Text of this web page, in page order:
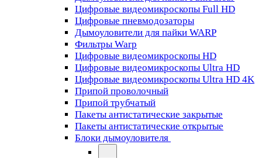
Цифровые видеомикроскопы Full HD
Цифровые пневмодозаторы
Дымоуловители для пайки WARP
Фильтры Warp
Цифровые видеомикроскопы HD
Цифровые видеомикроскопы Ultra HD
Цифровые видеомикроскопы Ultra HD 4K
Припой проволочный
Припой трубчатый
Пакеты антистатические закрытые
Пакеты антистатические открытые
Блоки дымоуловителя